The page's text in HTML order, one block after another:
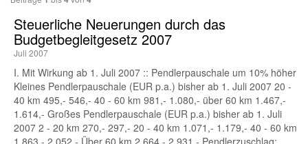
Steuerliche Neuerungen durch das
Budgetbegleitgesetz 2007
Juli 2007
I. Mit Wirkung ab 1. Juli 2007 :: Pendlerpauschale um 10% höher
Kleines Pendlerpauschale (EUR p.a.) bisher ab 1. Juli 2007 20 -
40 km 495,- 546,- 40 - 60 km 981,- 1.080,- über 60 km 1.467,-
1.614,- Großes Pendlerpauschale (EUR p.a.) bisher ab 1. Juli
2007 2 - 20 km 270,- 297,- 20 - 40 km 1.071,- 1.179,- 40 - 60 km
1.863,- 2.052,- Über 60 km 2.664,- 2.931,- Pendlerzuschlag: